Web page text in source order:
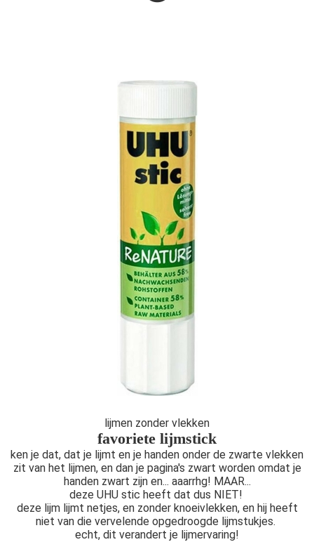
lijmen zonder vlekken
favoriete lijmstick
ken je dat, dat je lijmt en je handen onder de zwarte vlekken
zit van het lijmen, en dan je pagina's zwart worden omdat je
handen zwart zijn en... aaarrhg! MAAR...
deze UHU stic heeft dat dus NIET!
deze lijm lijmt netjes, en zonder knoeivlekken, en hij heeft
niet van die vervelende opgedroogde lijmstukjes.
echt, dit verandert je lijmervaring!